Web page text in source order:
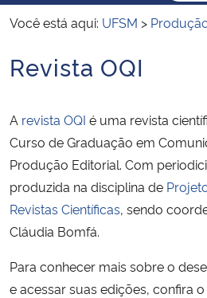
Ministério das Relações Exteriores
Ministério da Economia
Ministério da Agricultura, Pecuária e
Ministério da Educação
Ministério da Cidadania
Ministério da Saúde
Você está aqui: UFSM >
Início do conteúdo
Revista OQI
A revista OQI é uma revista
Curso de Graduação em
Produção Editorial. Com
produzida na disciplina de
Revistas Científicas, sendo
Cláudia Bomfá.
Para conhecer mais sobre o
e acessar suas edições, confira o